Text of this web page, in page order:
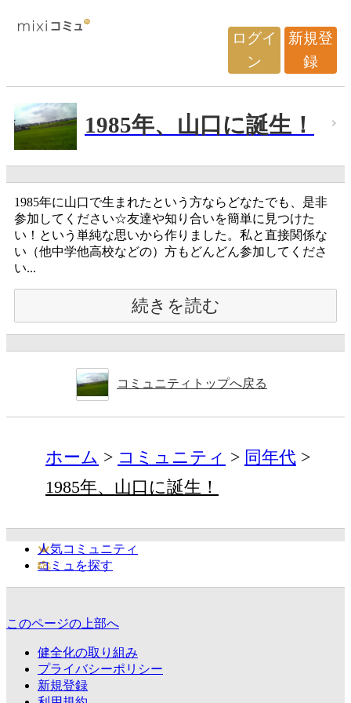
ログイ
ン
新規登
録
1985年、山口に誕生！
1985年に山口で生まれたという方ならどなたでも、是非
参加してください☆友達や知り合いを簡単に見つけた
い！という単純な思いから作りました。私と直接関係な
い（他中学他高校などの）方もどんどん参加してくださ
い...
続きを読む
コミュニティトップへ戻る
ホーム コミュニティ
同年代
1985年、山口に誕生！
人気コミュニティ
コミュを探す
このページの上部へ
健全化の取り組み
プライバシーポリシー
新規登録